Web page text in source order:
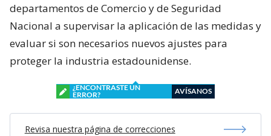
departamentos de Comercio y de Seguridad
Nacional a supervisar la aplicación de las medidas y
evaluar si son necesarios nuevos ajustes para
proteger la industria estadounidense.
¿ENCONTRASTE UN
ERROR?
AVÍSANOS
Revisa nuestra página de correcciones